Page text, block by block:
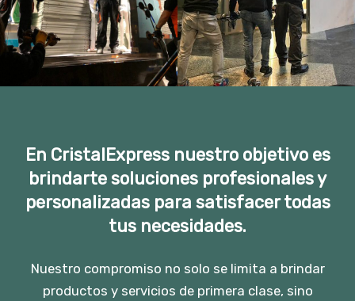
En CristalExpress nuestro objetivo es
brindarte soluciones profesionales y
personalizadas para satisfacer todas
tus necesidades.
Nuestro compromiso no solo se limita a brindar
productos y servicios de primera clase, sino